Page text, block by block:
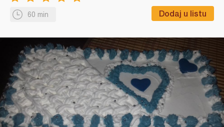
60 min Dodaj u listu